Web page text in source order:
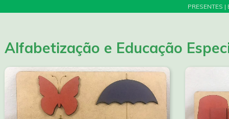
PRESENTES
Alfabetização e Educação